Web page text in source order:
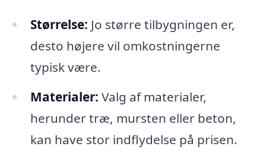
Størrelse: Jo større tilbygningen er,
desto højere vil omkostningerne
typisk være.
Materialer: Valg af materialer,
herunder træ, mursten eller beton,
kan have stor indflydelse på prisen.